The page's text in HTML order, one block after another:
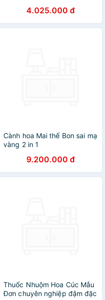
4.025.000 đ
Cành hoa Mai thế Bon sai mạ
vàng 2 in 1
9.200.000 đ
Thuốc Nhuộm Hoa Cúc Mẫu
Đơn chuyên nghiệp đậm đặc